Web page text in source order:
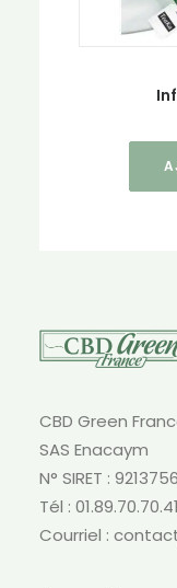
CBD Green
SAS Enacaym
N° SIRET :
Tél : 01.89.70.70.41
Courriel :